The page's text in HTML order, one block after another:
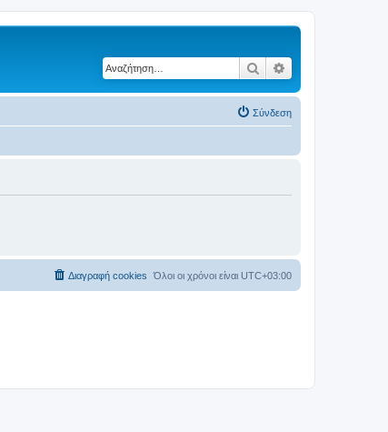
Αναζήτηση
Σύνδεση
Όλοι οι χρόνοι είναι UTC+03:00
Διαγραφή cookies